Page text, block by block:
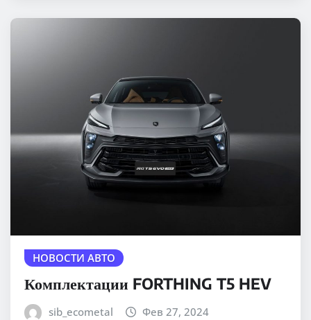
НОВОСТИ АВТО
Комплектации FORTHING T5 HEV
sib_ecometal Фев 27, 2024